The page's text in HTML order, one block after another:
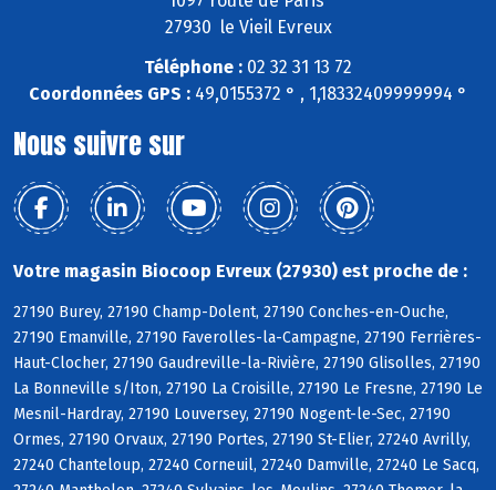
27930 le Vieil Evreux
Téléphone : 02 32 31 13 72
Coordonnées GPS : 49,0155372 ° , 1,18332409999994 °
Nous suivre sur
Votre magasin Biocoop Evreux (27930) est proche de :
27190 Burey, 27190 Champ-Dolent, 27190 Conches-en-Ouche,
27190 Emanville, 27190 Faverolles-la-Campagne, 27190 Ferrières-
Haut-Clocher, 27190 Gaudreville-la-Rivière, 27190 Glisolles, 27190
La Bonneville s/Iton, 27190 La Croisille, 27190 Le Fresne, 27190 Le
Mesnil-Hardray, 27190 Louversey, 27190 Nogent-le-Sec, 27190
Ormes, 27190 Orvaux, 27190 Portes, 27190 St-Elier, 27240 Avrilly,
27240 Chanteloup, 27240 Corneuil, 27240 Damville, 27240 Le Sacq,